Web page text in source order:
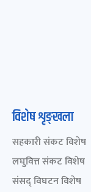
विशेष शृङ्खला
सहकारी संकट विशेष
लघुवित्त संकट विशेष
संसद् विघटन विशेष